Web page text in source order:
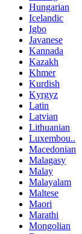
Hungarian
Icelandic
Igbo
Javanese
Kannada
Kazakh
Khmer
Kurdish
Kyrgyz
Latin
Latvian
Lithuanian
Luxembou..
Macedonian
Malagasy
Malay
Malayalam
Maltese
Maori
Marathi
Mongolian